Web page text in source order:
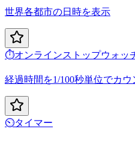
世界各都市の日時を表示
⏱️オンラインストップウォッ
経過時間を1/100秒単位でカウ
⏲️タイマー